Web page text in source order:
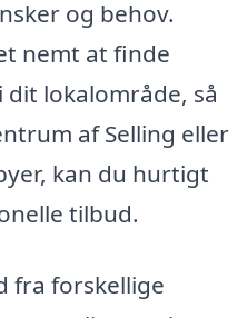
og behov.
nemt at finde
lokalområde, så
af Selling eller
kan du hurtigt
tilbud.
fra forskellige